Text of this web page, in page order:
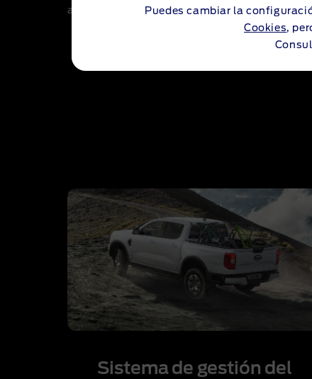
Puedes cambiar la
Cookies,
autonomía eléctrica objetiva de hasta 50 km
Sistema de gestión del